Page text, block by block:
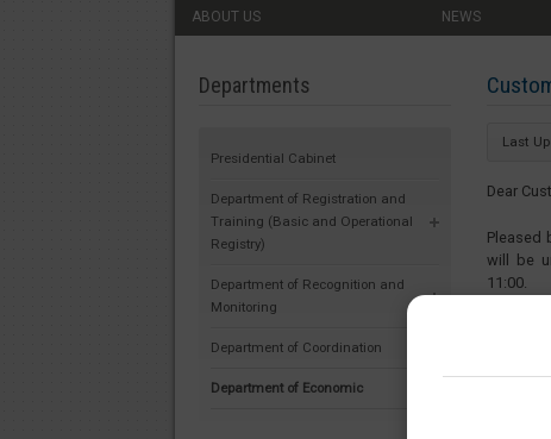
ABOUT US NEWS
Departments
Presidential Cabinet
Department of Registration and
Training (Basic and Operational
Registry)
Department of Recognition and
Monitoring
Department of Coordination
Department of Economic
Last
Dear
Pleased
will be
11:00.